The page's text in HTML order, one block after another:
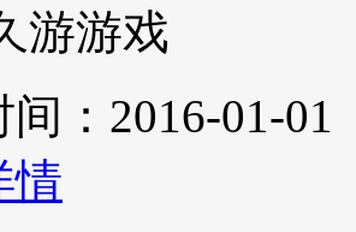
游游戏
：2016-01-01
情